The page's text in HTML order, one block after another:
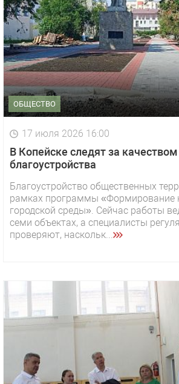
ОБЩЕСТВО
17 июля 2026 16:00
В Копейске следят за качеством
благоустройства
Благоустройство общественных
рамках программы «Формирование
городской среды». Сейчас работы
семи объектах, а специалисты
проверяют, наскольк...